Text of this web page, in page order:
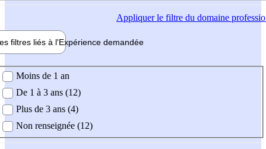
Appliquerle filtre du domaine
filtres liés à l'Expérience demandée
demandée
Moins de 1 an
De 1 à 3 ans (12)
Plus de 3 ans (4)
Non renseignée (12)